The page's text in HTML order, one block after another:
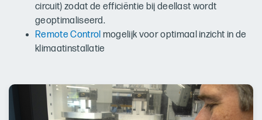
circuit) zodat de efficiëntie bij deellast wordt
geoptimaliseerd.
Remote Control mogelijk voor optimaal inzicht in de
klimaatinstallatie